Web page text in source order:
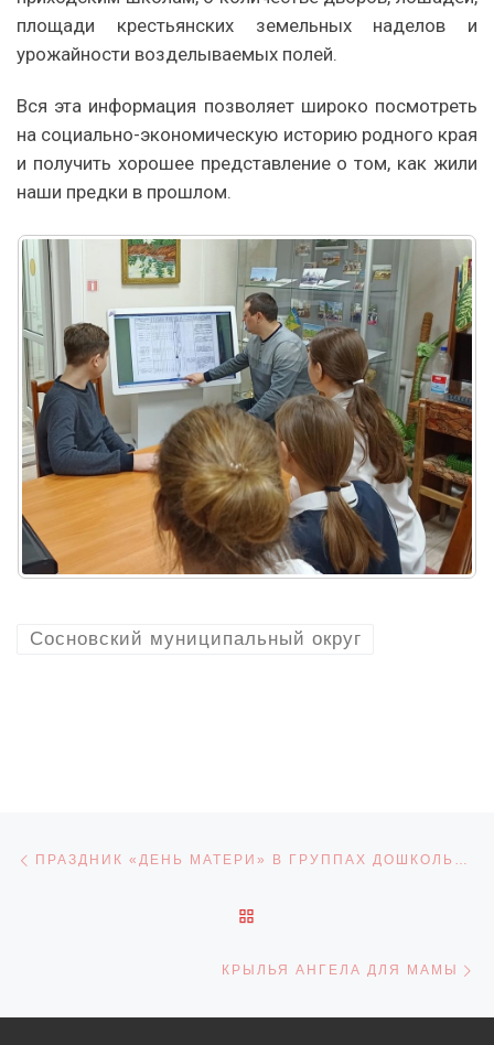
площади крестьянских земельных наделов и
урожайности возделываемых полей.
Вся эта информация позволяет широко посмотреть
на социально-экономическую историю родного края
и получить хорошее представление о том, как жили
наши предки в прошлом.
Сосновский муниципальный округ
Навигация по записям ПРАЗДНИК «ДЕНЬ МАТЕРИ» В ГРУППАХ ДОШКОЛЬНОГО ОБРАЗОВАНИЯ
КРЫЛЬЯ АНГЕЛА ДЛЯ МАМЫ